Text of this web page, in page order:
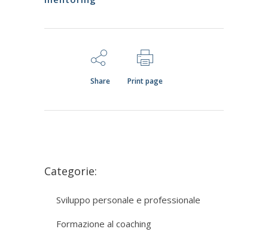
Share Print page
Categorie:
Sviluppo personale e professionale
Formazione al coaching